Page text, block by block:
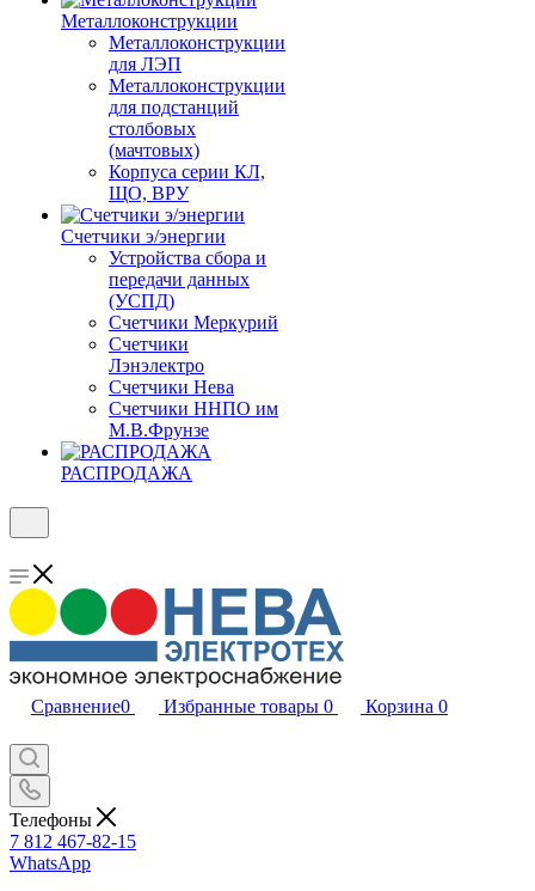
Металлоконструкции
Металлоконструкции
для ЛЭП
Металлоконструкции
для подстанций
столбовых
(мачтовых)
Корпуса серии КЛ,
ЩО, ВРУ
Счетчики э/энергии
Устройства сбора и
передачи данных
(УСПД)
Счетчики Меркурий
Счетчики
Лэнэлектро
Счетчики Нева
Счетчики ННПО им
М.В.Фрунзе
РАСПРОДАЖА
Сравнение0 Избранные товары 0 Корзина 0
Телефоны
7 812 467-82-15
WhatsApp